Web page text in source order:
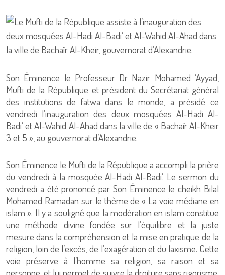
Son Éminence le Professeur Dr Nazir Mohamed ‘Ayyad,
Mufti de la République et président du Secrétariat général
des institutions de fatwa dans le monde, a présidé ce
vendredi l’inauguration des deux mosquées Al-Hadi Al-
Badi‘ et Al-Wahid Al-Ahad dans la ville de « Bachaïr Al-Kheir
3 et 5 », au gouvernorat d’Alexandrie.
Son Éminence le Mufti de la République a accompli la prière
du vendredi à la mosquée Al-Hadi Al-Badi‘. Le sermon du
vendredi a été prononcé par Son Éminence le cheikh Bilal
Mohamed Ramadan sur le thème de « La voie médiane en
islam ». Il y a souligné que la modération en islam constitue
une méthode divine fondée sur l’équilibre et la juste
mesure dans la compréhension et la mise en pratique de la
religion, loin de l’excès, de l’exagération et du laxisme. Cette
voie préserve à l’homme sa religion, sa raison et sa